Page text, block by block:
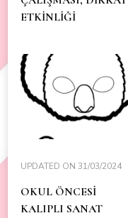
ETKİNLİĞİ
UPDATED ON 31/03/2024
OKUL ÖNCESİ
KALIPLI SANAT